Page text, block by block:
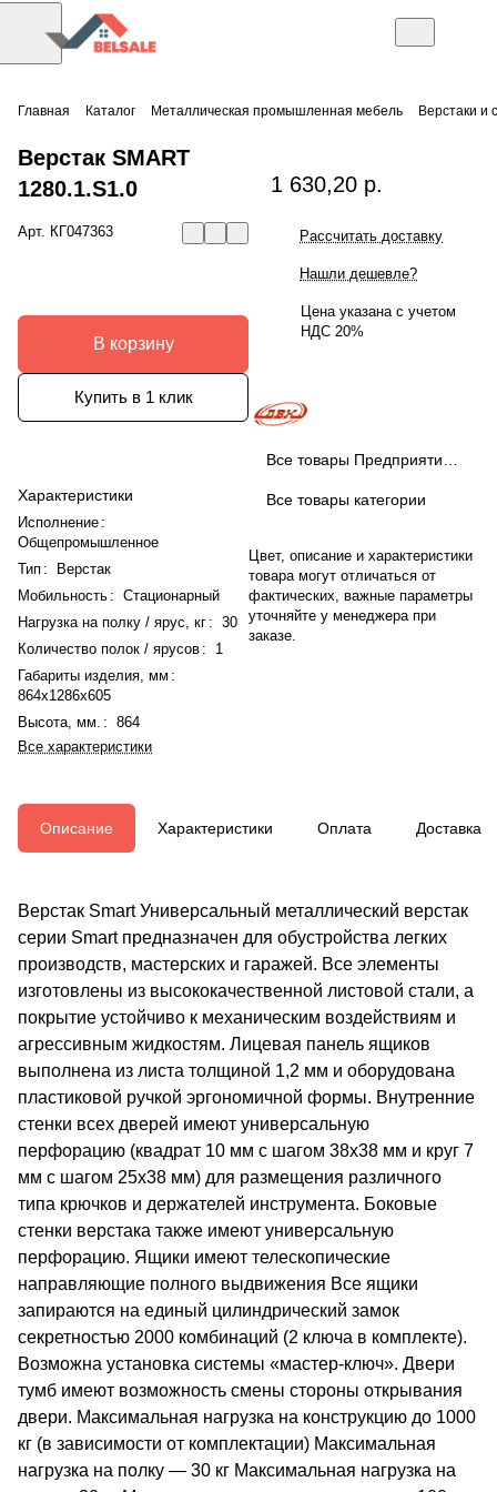
Главная Каталог Металлическая промышленная мебель Верстаки и
Верстак SMART
1280.1.S1.0
Арт. КГ047363
В корзину
Купить в 1 клик
Характеристики
Исполнение :
Общепромышленное
Тип :
Верстак
Мобильность : Стационарный
Нагрузка на полку / ярус, кг : 30
Количество полок / ярусов :
1
Габариты изделия, мм :
864x1286x605
Высота, мм. : 864
Все характеристики
1 630,20 р.
Рассчитать доставку
Нашли дешевле?
Цена указана с учетом
НДС 20%
Все товары категории
Цвет, описание и характеристики
товара могут отличаться от
фактических, важные параметры
уточняйте у менеджера при
заказе.
Описание Характеристики Оплата Доставка
Верстак Smart Универсальный металлический верстак
серии Smart предназначен для обустройства легких
производств, мастерских и гаражей. Все элементы
изготовлены из высококачественной листовой стали, а
покрытие устойчиво к механическим воздействиям и
агрессивным жидкостям. Лицевая панель ящиков
выполнена из листа толщиной 1,2 мм и оборудована
пластиковой ручкой эргономичной формы. Внутренние
стенки всех дверей имеют универсальную
перфорацию (квадрат 10 мм c шагом 38х38 мм и круг 7
мм с шагом 25х38 мм) для размещения различного
типа крючков и держателей инструмента. Боковые
стенки верстака также имеют универсальную
перфорацию. Ящики имеют телескопические
направляющие полного выдвижения Все ящики
запираются на единый цилиндрический замок
секретностью 2000 комбинаций (2 ключа в комплекте).
Возможна установка системы «мастер-ключ». Двери
тумб имеют возможность смены стороны открывания
двери. Максимальная нагрузка на конструкцию до 1000
кг (в зависимости от комплектации) Максимальная
нагрузка на полку — 30 кг Максимальная нагрузка на